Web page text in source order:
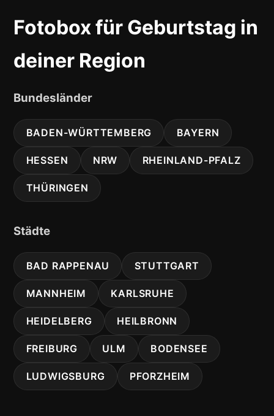
Fotobox für Geburtstag in
deiner Region
Bundesländer
BADEN-WÜRTTEMBERG BAYERN
HESSEN NRW RHEINLAND-PFALZ
THÜRINGEN
Städte
BAD RAPPENAU STUTTGART
MANNHEIM KARLSRUHE
HEIDELBERG HEILBRONN
FREIBURG ULM BODENSEE
LUDWIGSBURG PFORZHEIM